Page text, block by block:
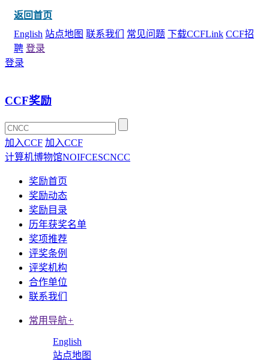
返回首页
English 站点地图 联系我们 常见问题 下载CCFLink CCF招
聘 登录
登录
CCF奖励
加入CCF 加入CCF
计算机博物馆NOIFCESCNCC
奖励首页
奖励动态
奖励目录
历年获奖名单
奖项推荐
评奖条例
评奖机构
合作单位
联系我们
常用导航+
English
站点地图